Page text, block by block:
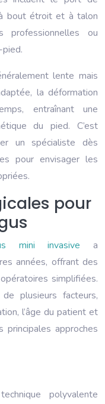
bout étroit et à talon
professionnelles ou
lente mais
la déformation
entraînant une
du pied. C’est
un spécialiste dès
pour envisager les
pour
mini invasivea
années, offrant des
simplifiées.
plusieurs facteurs,
l’âge du patient et
approches
polyvalente